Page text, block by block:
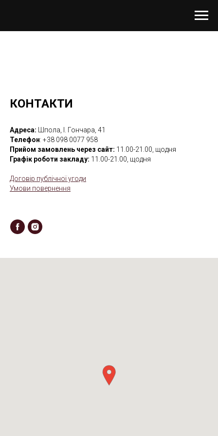
КОНТАКТИ
Адреса: Шпола, І. Гончара, 41
Телефон: +38 098 0077 958
Прийом замовлень через сайт: 11.00-21.00, щодня
Графік роботи закладу: 11.00-21.00, щодня
Договір публічної угоди
Умови повернення